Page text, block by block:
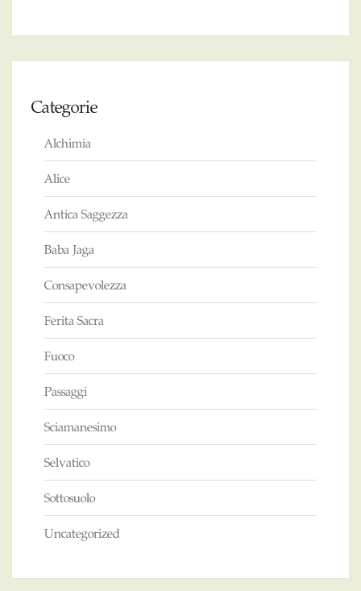
Categorie
Alchimia
Alice
Antica Saggezza
Baba Jaga
Consapevolezza
Ferita Sacra
Fuoco
Passaggi
Sciamanesimo
Selvatico
Sottosuolo
Uncategorized